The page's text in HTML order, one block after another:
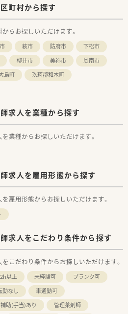
業などを柱とし、地域になくてはならな
着型のサービスを提供しています。
のある環境が整っています。
町村から探す
らお探しいただけます。
萩市 防府市
下松市
柳井市 美祢市
周南市
島町
玖珂郡和木町
求人を業種から探す
業種からお探しいただけます。
求人を雇用形態から探す
雇用形態からお探しいただけます。
求人をこだわり条件から探す
こだわり条件からお探しいただけます。
以上 未経験可
ブランク可
勤なし
車通勤可
助(手当)あり
管理薬剤師